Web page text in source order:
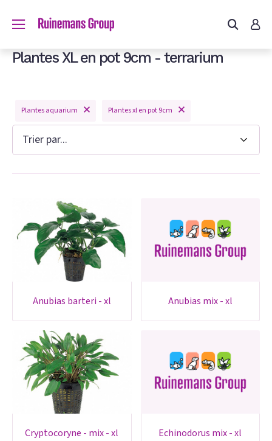
Plantes XL en pot 9cm - terrarium
Plantes aquarium Plantes xl en pot 9cm
anubias barteri - xl anubias mix - xl
cryptocoryne - mix - xl echinodorus mix - xl